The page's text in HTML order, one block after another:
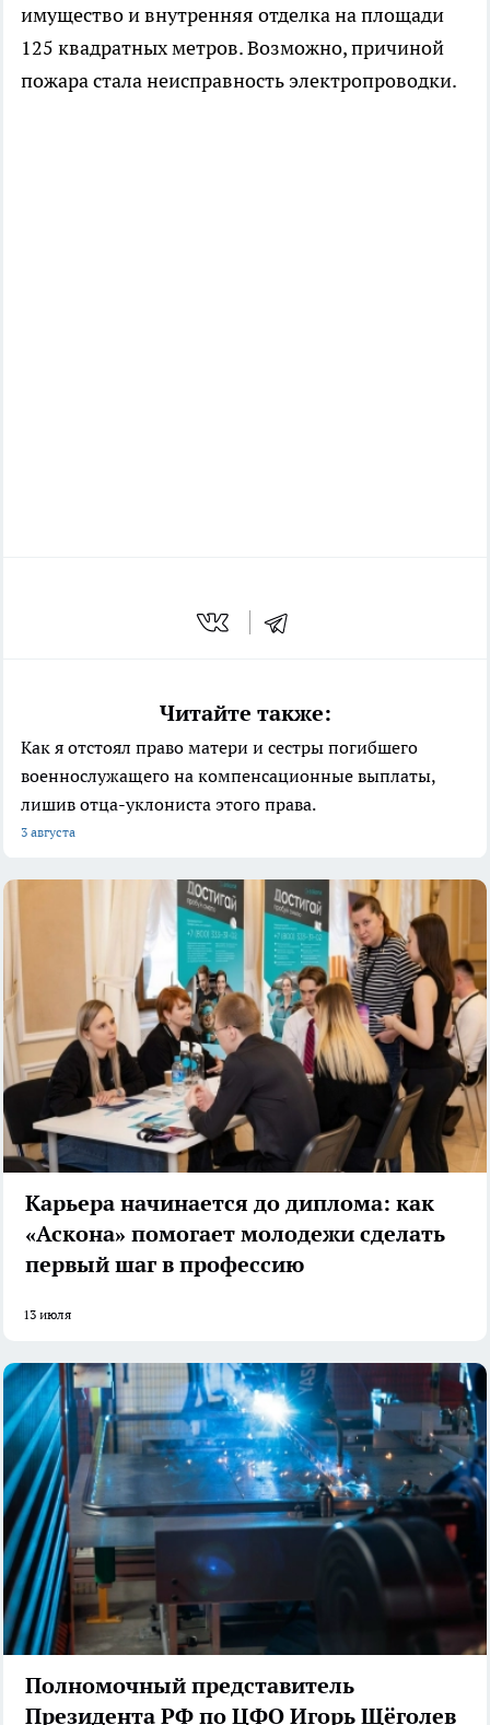
имущество и внутренняя отделка на площади
125 квадратных метров. Возможно, причиной
пожара стала неисправность электропроводки.
Читайте также:
Как я отстоял право матери и сестры погибшего
военнослужащего на компенсационные выплаты,
лишив отца-уклониста этого права.
3 августа
Карьера начинается до диплома: как
«Аскона» помогает молодежи сделать
первый шаг в профессию
13 июля
Полномочный представитель
Президента РФ по ЦФО Игорь Щёголев